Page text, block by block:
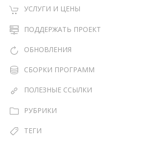
УСЛУГИ И ЦЕНЫ
ПОДДЕРЖАТЬ ПРОЕКТ
ОБНОВЛЕНИЯ
СБОРКИ ПРОГРАММ
ПОЛЕЗНЫЕ ССЫЛКИ
РУБРИКИ
ТЕГИ